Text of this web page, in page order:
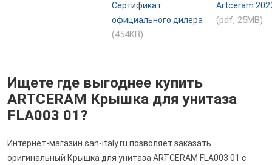
Сертификат
официального дилера
(454KB)
Artceram
(pdf, 25MB)
Ищете где выгоднее купить
ARTCERAM Крышка для унитаза
FLA003 01?
Интернет-магазин san-italy.ru позволяет заказать
оригинальный Крышка для унитаза ARTCERAM FLA003 01 с